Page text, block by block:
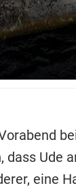
dass Ude
eine